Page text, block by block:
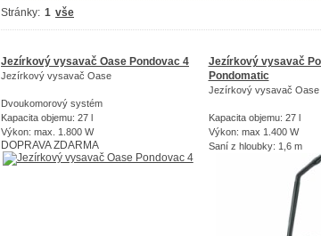
Stránky: 1 vše
Jezírkový vysavač Oase Pondovac 4
Jezírkový vysavač Oase
Dvoukomorový systém
Kapacita objemu: 27 l
Výkon: max. 1.800 W
DOPRAVA ZDARMA
Jezírkový vysavač
Pondomatic
Jezírkový vysavač Oase
Kapacita objemu: 27 l
Výkon: max 1.400 W
Saní z hloubky: 1,6 m